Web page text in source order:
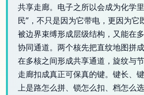
共享走廊。电子之所以会成为化学
民”，不只是因为它带电，更因为它
被边界束缚形成层级结构，又能在
协同通道。两个核先把直纹地图拼
在多核之间形成共享通道，旋纹与
走廊扣成真正可保真的键。键长、
上是路怎么拼、锁怎么扣、档怎么选